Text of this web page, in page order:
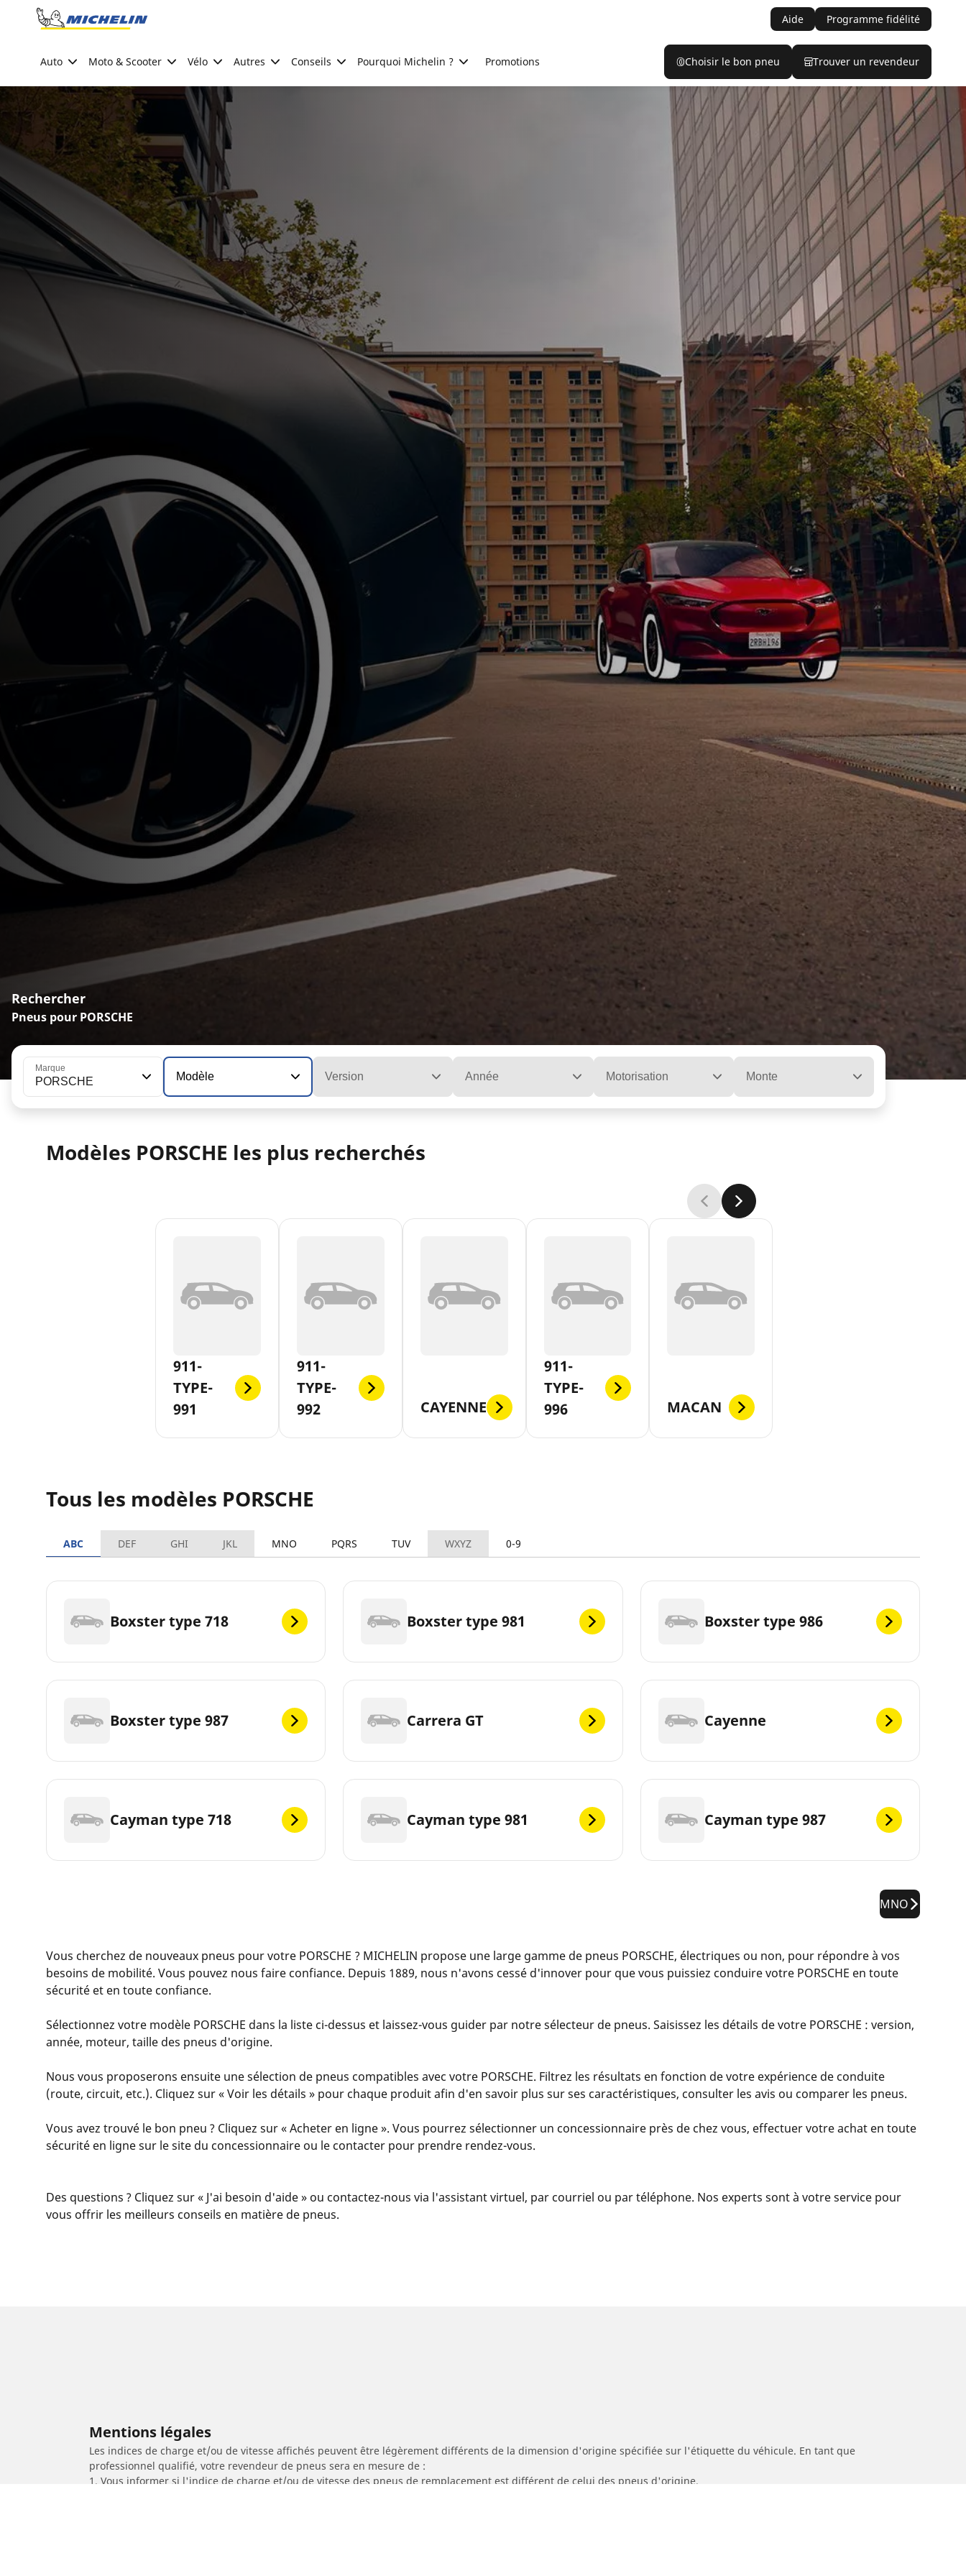
Go to page content
Aide Programme fidélité
Auto Moto & Scooter Vélo Autres Conseils Pourquoi Michelin ? Promotions Choisir le bon pneu Trouver un revendeur
Rechercher
Pneus pour PORSCHE
Marque
PORSCHE Modèle Version Année Motorisation Monte
Modèles PORSCHE les plus recherchés
911-
TYPE-
991
911-
TYPE-
992
CAYENNE
911-
TYPE-
996
MACAN
Tous les modèles PORSCHE
ABC DEF GHI JKL MNO PQRS TUV WXYZ 0-9
Boxster type 718 Boxster type 981 Boxster type 986
Boxster type 987 Carrera GT Cayenne
Cayman type 718 Cayman type 981 Cayman type 987
MNO
Vous cherchez de nouveaux pneus pour votre PORSCHE ? MICHELIN propose une large gamme de pneus PORSCHE, électriques ou non, pour répondre à vos
besoins de mobilité. Vous pouvez nous faire confiance. Depuis 1889, nous n'avons cessé d'innover pour que vous puissiez conduire votre PORSCHE en toute
sécurité et en toute confiance.
Sélectionnez votre modèle PORSCHE dans la liste ci-dessus et laissez-vous guider par notre sélecteur de pneus. Saisissez les détails de votre PORSCHE : version,
année, moteur, taille des pneus d'origine.
Nous vous proposerons ensuite une sélection de pneus compatibles avec votre PORSCHE. Filtrez les résultats en fonction de votre expérience de conduite
(route, circuit, etc.). Cliquez sur « Voir les détails » pour chaque produit afin d'en savoir plus sur ses caractéristiques, consulter les avis ou comparer les pneus.
Vous avez trouvé le bon pneu ? Cliquez sur « Acheter en ligne ». Vous pourrez sélectionner un concessionnaire près de chez vous, effectuer votre achat en toute
sécurité en ligne sur le site du concessionnaire ou le contacter pour prendre rendez-vous.
Des questions ? Cliquez sur « J'ai besoin d'aide » ou contactez-nous via l'assistant virtuel, par courriel ou par téléphone. Nos experts sont à votre service pour
vous offrir les meilleurs conseils en matière de pneus.
Mentions légales
Les indices de charge et/ou de vitesse affichés peuvent être légèrement différents de la dimension d'origine spécifiée sur l'étiquette du véhicule. En tant que
professionnel qualifié, votre revendeur de pneus sera en mesure de :
1. Vous informer si l'indice de charge et/ou de vitesse des pneus de remplacement est différent de celui des pneus d'origine.